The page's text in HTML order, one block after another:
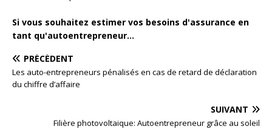
Si vous souhaitez estimer vos besoins d'assurance en
tant qu'autoentrepreneur...
PRÉCÉDENT
Les auto-entrepreneurs pénalisés en cas de retard de déclaration
du chiffre d’affaire
SUIVANT
Filière photovoltaique: Autoentrepreneur grâce au soleil